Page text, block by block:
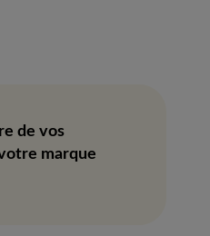
de vos
marque